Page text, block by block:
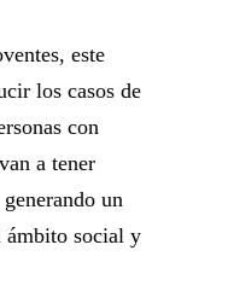
este
los casos de
con
a tener
un
ámbito social y